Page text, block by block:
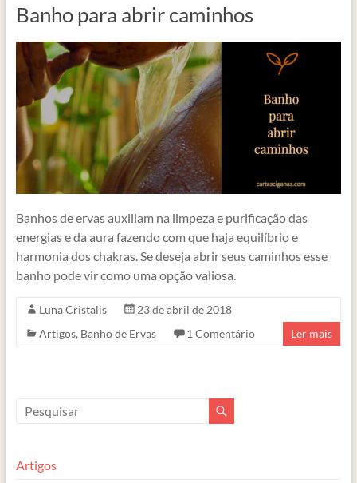
Banho para abrir caminhos
Banhos de ervas auxiliam na limpeza e purificação das
energias e da aura fazendo com que haja equilíbrio e
harmonia dos chakras. Se deseja abrir seus caminhos esse
banho pode vir como uma opção valiosa.
Luna Cristalis
23 de abril de 2018
Artigos, Banho de Ervas 1 Comentário Ler mais
Artigos